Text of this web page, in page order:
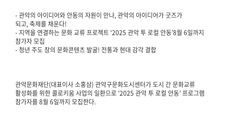
- 관악의 아이디어와 안동의 자원이 만나, 관악의 아이디어가 굿즈가
되고, 축제를 채운다!
- 지역을 연결하는 문화 교류 프로젝트 ‘2025 관악 투 로컬 안동’8월 6일까지
참가자 모집
- 청년 주도 창의 문화콘텐츠 발굴! 전통과 현대 감각 결합
관악문화재단(대표이사 소홍삼) 관악구문화도시센터가 도시 간 문화교류
활성화를 위한 콜로키움 사업의 일환으로 ‘2025 관악 투 로컬 안동’ 프로그램
참가자를 8월 6일까지 모집한다.